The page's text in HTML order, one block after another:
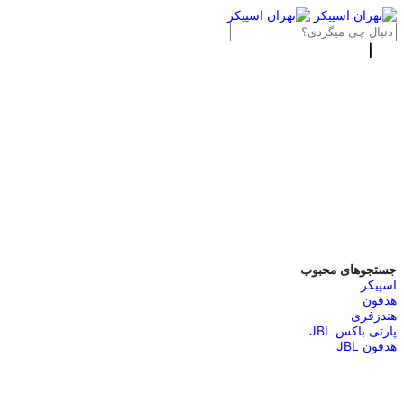
جستجوهای محبوب
اسپیکر
هدفون
هندزفری
پارتی باکس JBL
هدفون JBL